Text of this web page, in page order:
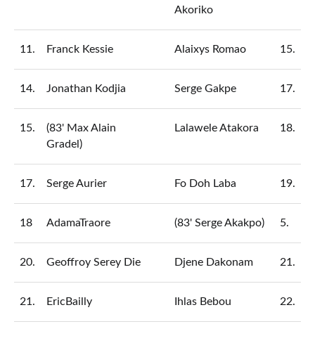
Akoriko
11. Franck Kessie Alaixys Romao 15.
14. Jonathan Kodjia Serge Gakpe 17.
15.
(83' Max Alain
Gradel)
Lalawele Atakora 18.
17. Serge Aurier Fo Doh Laba 19.
18 AdamaTraore (83' Serge Akakpo) 5.
20. Geoffroy Serey Die Djene Dakonam 21.
21. EricBailly Ihlas Bebou 22.